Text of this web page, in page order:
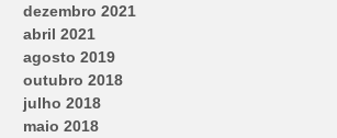
dezembro 2021
abril 2021
agosto 2019
outubro 2018
julho 2018
maio 2018